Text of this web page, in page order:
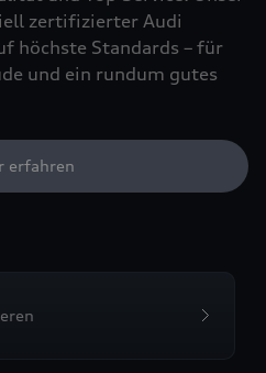
zertifizierter Audi
höchste Standards – für
und ein rundum gutes
erfahren